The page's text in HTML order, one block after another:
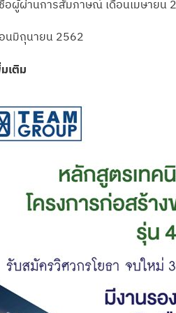
อผู้ผ่านการสัมภาษณ์ เดือนเมษายน
นมิถุนายน 2562
เติม